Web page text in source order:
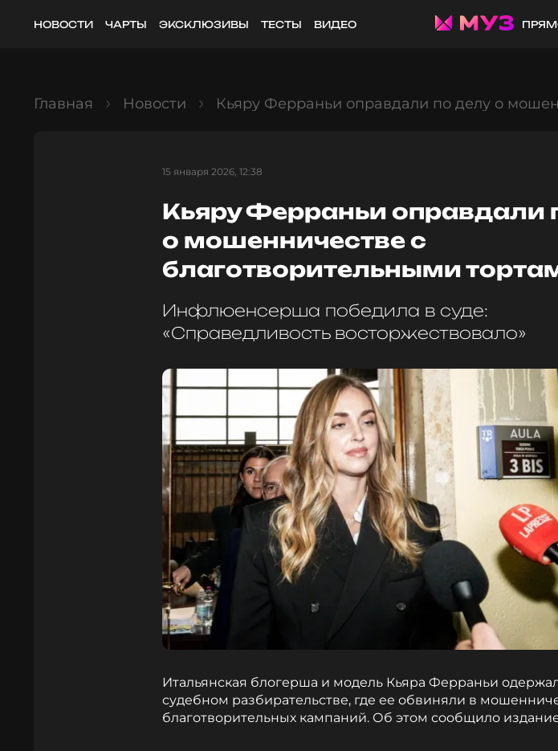
НОВОСТИ ЧАРТЫ ЭКСКЛЮЗИВЫ ТЕСТЫ ВИДЕО
Главная Новости Кьяру Ферраньи оправдали по делу о
15 января 2026, 12:38
Кьяру Ферраньи оправдали
о мошенничестве с
благотворительными
Инфлюенсерша победила в суде:
«Справедливость восторжествовало»
Итальянская блогерша и модель Кьяра Ферраньи
судебном разбирательстве, где ее обвиняли в
благотворительных кампаний. Об этом сообщило